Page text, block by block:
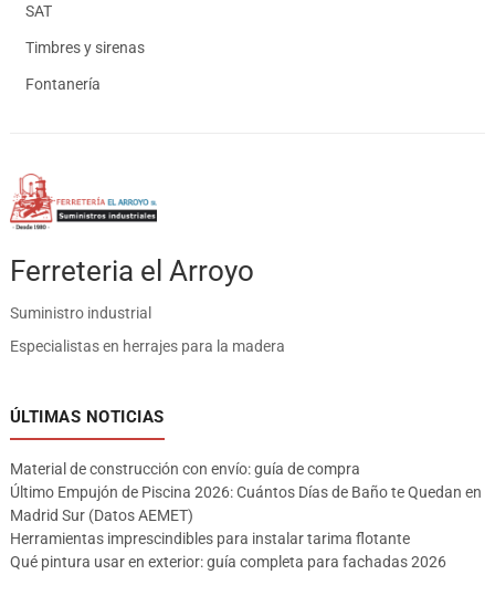
SAT
Timbres y sirenas
Fontanería
Ferreteria el Arroyo
Suministro industrial
Especialistas en herrajes para la madera
ÚLTIMAS NOTICIAS
Material de construcción con envío: guía de compra
Último Empujón de Piscina 2026: Cuántos Días de Baño te Quedan en
Madrid Sur (Datos AEMET)
Herramientas imprescindibles para instalar tarima flotante
Qué pintura usar en exterior: guía completa para fachadas 2026